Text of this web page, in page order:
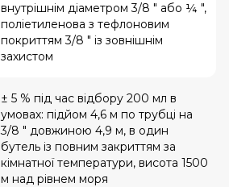
внутрішнім діаметром 3/8 ″ або ¼ ″,
поліетиленова з тефлоновим
покриттям 3/8 ″ із зовнішнім
захистом
± 5 % під час відбору 200 мл в
умовах: підйом 4,6 м по трубці на
3/8 ″ довжиною 4,9 м, в один
бутель із повним закриттям за
кімнатної температури, висота 1500
м над рівнем моря